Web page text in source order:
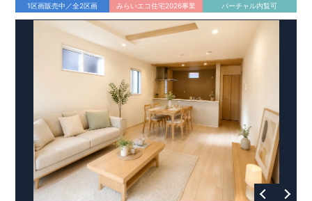
1区画販売中／全2区画 みらいエコ住宅2026事業 バーチャル内覧可